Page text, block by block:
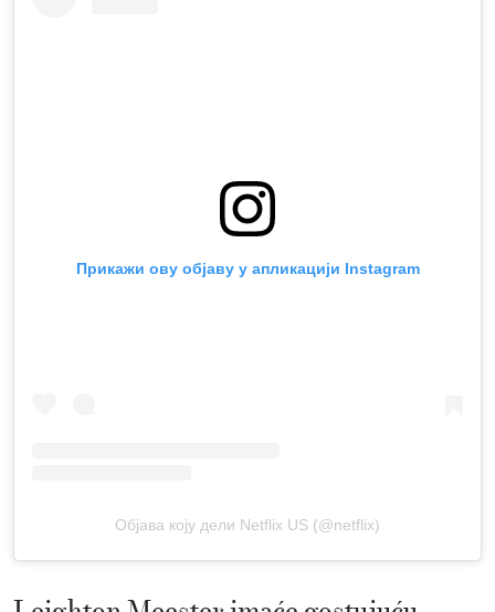
Прикажи ову објаву у апликацији Instagram
Објава коју дели Netflix US (@netflix)